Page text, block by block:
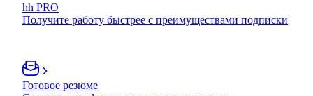
hh PRO
Получите работу быстрее с преимуществами подписки
Готовое резюме